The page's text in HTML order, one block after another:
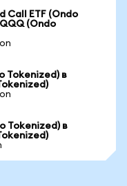
Call ETF (Ondo
(Ondo
Tokenized) в
Tokenized) в